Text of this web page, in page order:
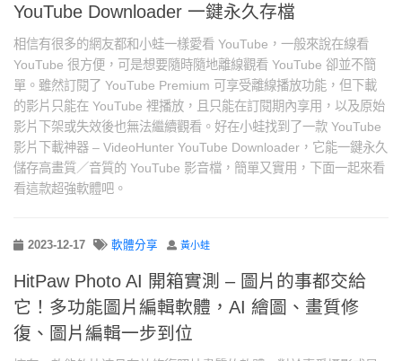
YouTube Downloader 一鍵永久存檔
相信有很多的網友都和小蛙一樣愛看 YouTube，一般來說在線看
YouTube 很方便，可是想要隨時隨地離線觀看 YouTube 卻並不簡
單。雖然訂閱了 YouTube Premium 可享受離線播放功能，但下載
的影片只能在 YouTube 裡播放，且只能在訂閱期內享用，以及原始
影片下架或失效後也無法繼續觀看。好在小蛙找到了一款 YouTube
影片下載神器 – VideoHunter YouTube Downloader，它能一鍵永久
儲存高畫質／音質的 YouTube 影音檔，簡單又實用，下面一起來看
看這款超強軟體吧。
2023-12-17 軟體分享 黃小蛙
HitPaw Photo AI 開箱實測 – 圖片的事都交給
它！多功能圖片編輯軟體，AI 繪圖、畫質修
復、圖片編輯一步到位